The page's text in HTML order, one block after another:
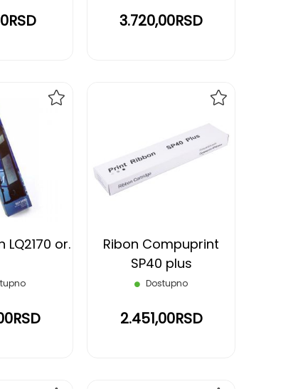
3.720,00RSD
LQ2170 or.
Ribon Compuprint
SP40 plus
Dostupno
2.451,00RSD
NA